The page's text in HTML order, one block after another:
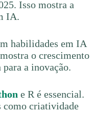
Isso mostra a
IA.
habilidades em IA
o crescimento
a inovação.
e R é essencial.
como criatividade